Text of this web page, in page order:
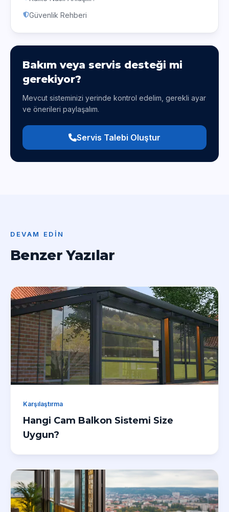
Güvenlik Rehberi
Bakım veya servis desteği mi
gerekiyor?
Mevcut sisteminizi yerinde kontrol edelim, gerekli ayar
ve önerileri paylaşalım.
Servis Talebi Oluştur
DEVAM EDIN
Benzer Yazılar
Karşılaştırma
Hangi Cam Balkon Sistemi Size
Uygun?